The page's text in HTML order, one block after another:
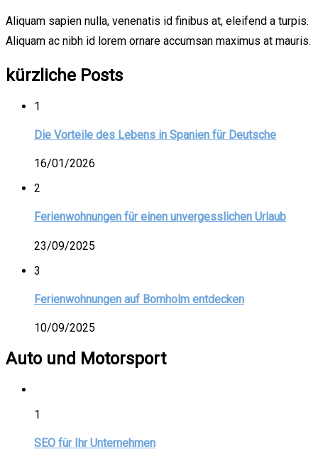
Aliquam sapien nulla, venenatis id finibus at, eleifend a turpis.
Aliquam ac nibh id lorem ornare accumsan maximus at mauris.
kürzliche Posts
1
Die Vorteile des Lebens in Spanien für Deutsche
16/01/2026
2
Ferienwohnungen für einen unvergesslichen Urlaub
23/09/2025
3
Ferienwohnungen auf Bornholm entdecken
10/09/2025
Auto und Motorsport
1
SEO für Ihr Unternehmen